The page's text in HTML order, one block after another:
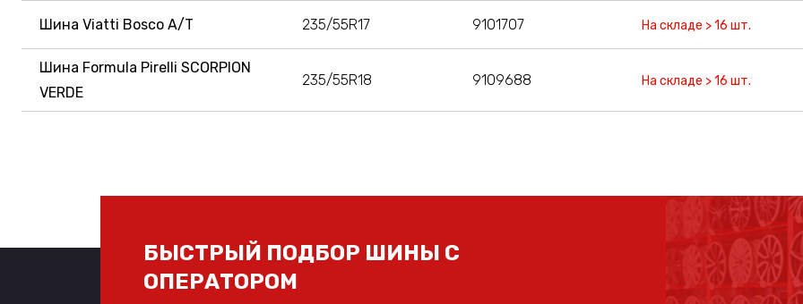
Шина Viatti Bosco A/T 235/55R17 9101707 На складе > 16 шт.
Шина Formula Pirelli SCORPION
VERDE
235/55R18 9109688 На складе > 16 шт.
БЫСТРЫЙ ПОДБОР ШИНЫ С
ОПЕРАТОРОМ